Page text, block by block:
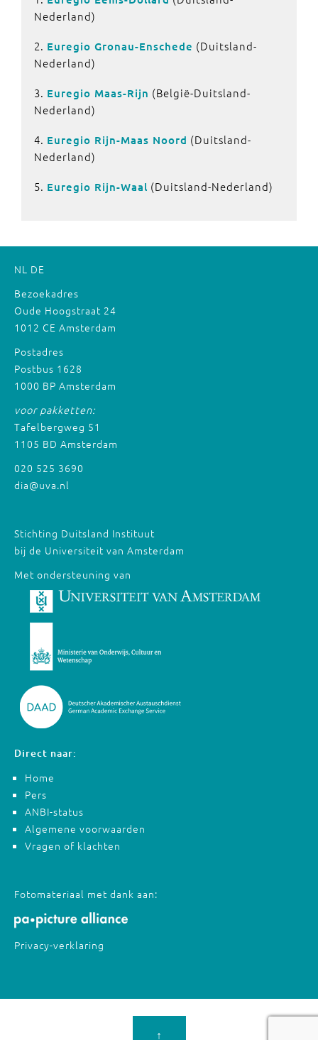
Nederland)
2. Euregio Gronau-Enschede (Duitsland-
Nederland)
3. Euregio Maas-Rijn (België-Duitsland-
Nederland)
4. Euregio Rijn-Maas Noord (Duitsland-
Nederland)
5. Euregio Rijn-Waal (Duitsland-Nederland)
NL DE
Bezoekadres
Oude Hoogstraat 24
1012 CE Amsterdam
Postadres
Postbus 1628
1000 BP Amsterdam
voor pakketten:
Tafelbergweg 51
1105 BD Amsterdam
020 525 3690
dia@uva.nl
Stichting Duitsland Instituut
bij de Universiteit van Amsterdam
Met ondersteuning van
Direct naar:
Home
Pers
ANBI-status
Algemene voorwaarden
Vragen of klachten
Fotomateriaal met dank aan:
Privacy-verklaring
↑